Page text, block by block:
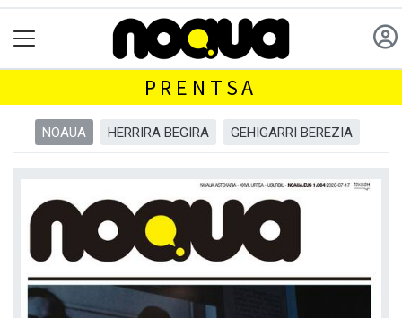
PRENTSA
NOAUA HERRIRA BEGIRA GEHIGARRI BEREZIA